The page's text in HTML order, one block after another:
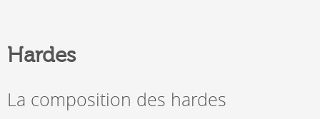
Hardes
La composition des hardes